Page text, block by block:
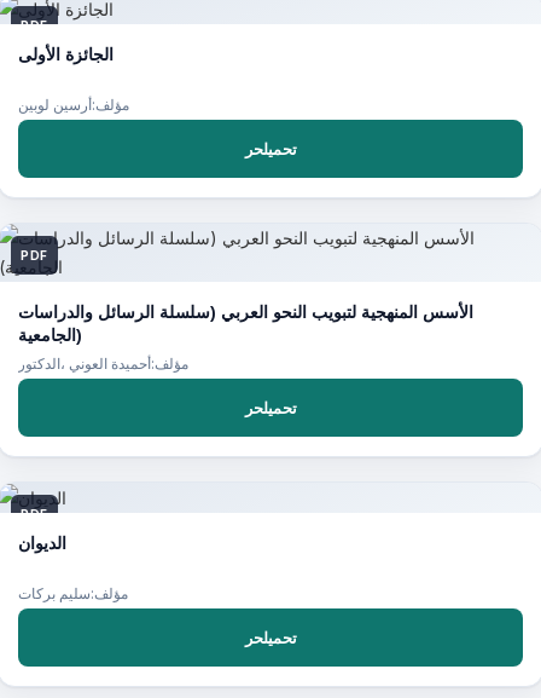
PDF
الجائزة الأولى
مؤلف:أرسين لوبين
تحميلحر
PDF
الأسس المنهجية لتبويب النحو العربي (سلسلة الرسائل والدراسات
الجامعية)
مؤلف:أحميدة العوني ،الدكتور
تحميلحر
PDF
الديوان
مؤلف:سليم بركات
تحميلحر